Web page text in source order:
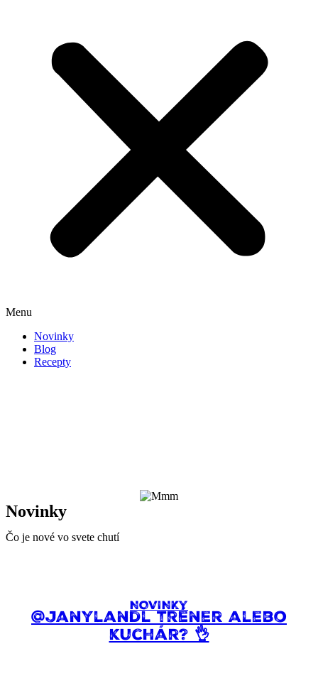
Menu
Novinky
Blog
Recepty
Novinky
Čo je nové vo svete chutí
NOVINKY
@janylandl tréner alebo
kuchár? 👌